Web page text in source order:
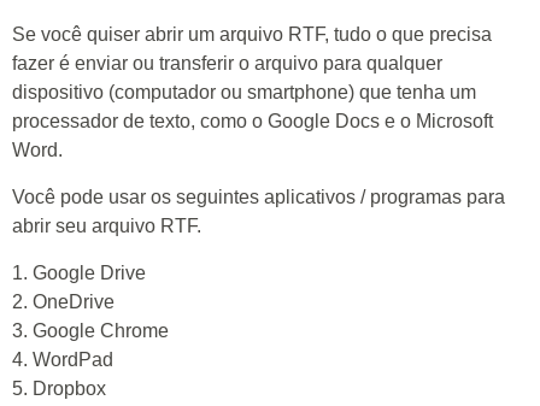
Se você quiser abrir um arquivo RTF, tudo o que precisa
fazer é enviar ou transferir o arquivo para qualquer
dispositivo (computador ou smartphone) que tenha um
processador de texto, como o Google Docs e o Microsoft
Word.
Você pode usar os seguintes aplicativos / programas para
abrir seu arquivo RTF.
1. Google Drive
2. OneDrive
3. Google Chrome
4. WordPad
5. Dropbox